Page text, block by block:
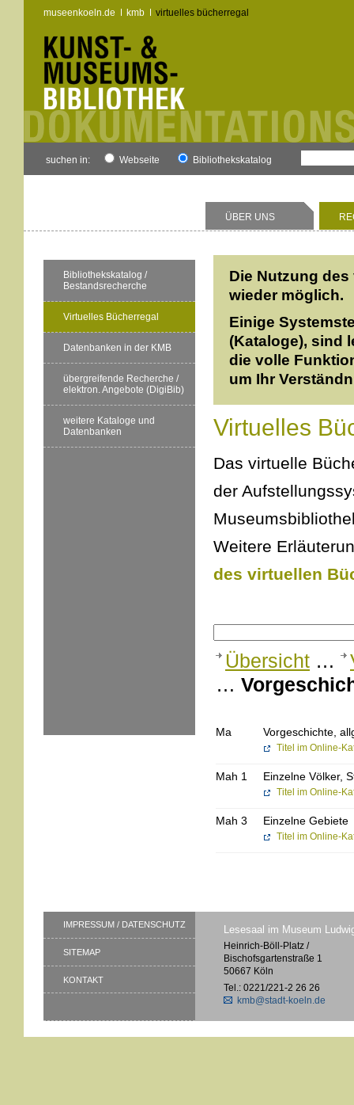
museenkoeln.de kmb virtuelles bücherregal
suchen in: Webseite Bibliothekskatalog
ÜBER UNS
Bibliothekskatalog /
Bestandsrecherche
Virtuelles Bücherregal
Datenbanken in der KMB
übergreifende Recherche /
elektron. Angebote (DigiBib)
weitere Kataloge und
Datenbanken
Die Nutzung
wieder möglich.
Einige
(Kataloge), sind
die volle
um Ihr
Virtuelles
Das virtuelle
der
Weitere
des virtuellen
Übersicht …
…
Ma Vorgeschichte,
Titel im Online-
Mah 1 Einzelne Völker,
Titel im Online-
Mah 3 Einzelne Gebiete
Titel im Online-
IMPRESSUM / DATENSCHUTZ
SITEMAP
KONTAKT
Lesesaal im Museum
Heinrich-Böll-Platz /
Bischofsgartenstraße 1
50667 Köln
Tel.: 0221/221-2 26 26
kmb@stadt-koeln.de